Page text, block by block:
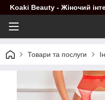
Koaki Beauty - Жіночий
Товари та послуги